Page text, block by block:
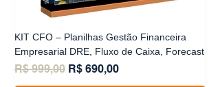
KIT CFO – Planilhas Gestão Financeira
Empresarial DRE, Fluxo de Caixa, Forecast
Preço normal
R$ 999,00 Preço promocional
R$ 690,00